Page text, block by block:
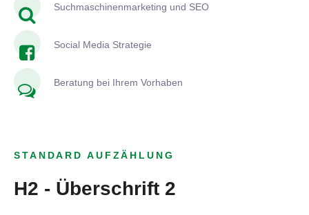
Suchmaschinenmarketing und SEO
Social Media Strategie
Beratung bei Ihrem Vorhaben
STANDARD AUFZÄHLUNG
H2 - Überschrift 2